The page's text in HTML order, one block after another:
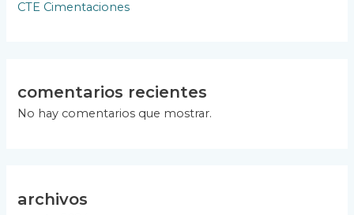
CTE Cimentaciones
comentarios recientes
No hay comentarios que mostrar.
archivos